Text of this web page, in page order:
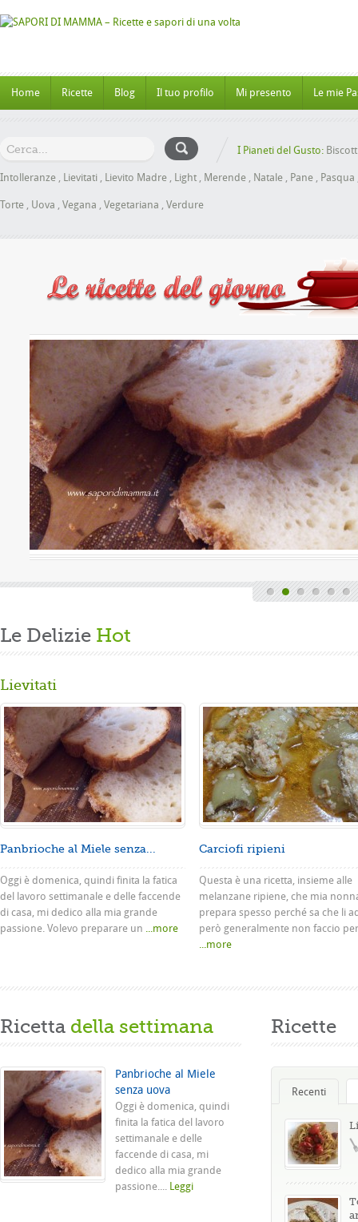
Home Ricette Blog Il tuo profilo Mi presento Le mie
I Pianeti del Gusto:
Intolleranze , Lievitati , Lievito Madre , Light , Merende , Natale , Pane , Pasqua
Torte , Uova , Vegana , Vegetariana , Verdure
al Miele senza
Valutazione media: (0 / 5)
quindi finita la fatica del lavoro settimanale
di casa, mi dedico alla mia grande passione.
un panbrioche salutare per la ...
Le Delizie Hot
Lievitati
Panbrioche al Miele senza...
Oggi è domenica, quindi finita la fatica
del lavoro settimanale e delle faccende
di casa, mi dedico alla mia grande
passione. Volevo preparare un ...more
Carciofi ripieni
Questa è una ricetta, insieme alle
melanzane ripiene, che mia
prepara spesso perché sa che li
però generalmente non faccio
...more
Ricetta della settimana
Panbrioche al Miele
senza uova
Oggi è domenica, quindi
finita la fatica del lavoro
settimanale e delle
faccende di casa, mi
dedico alla mia grande
passione.... Leggi
Ricette
Recenti